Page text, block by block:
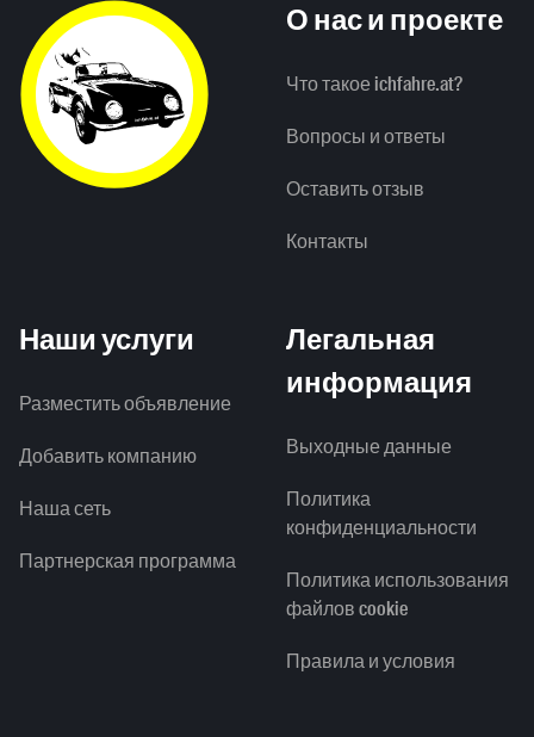
О нас и проекте
Что такое ichfahre.at?
Вопросы и ответы
Оставить отзыв
Контакты
Наши услуги
Разместить объявление
Добавить компанию
Наша сеть
Партнерская программа
Легальная
информация
Выходные данные
Политика
конфиденциальности
Политика использования
файлов cookie
Правила и условия